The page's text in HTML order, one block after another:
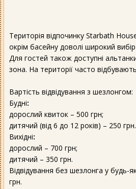
Територія відпочинку Starbath
окрім басейну доволі широкий
Для гостей також доступні
зона. На території часто
Вартість відвідування з шезлонгом:
Будні:
дорослий квиток – 500 грн;
дитячий (від 6 до 12 років) – 250 грн.
Вихідні:
дорослий – 700 грн;
дитячий – 350 грн.
Відвідування без шезлонга у будь-
грн.